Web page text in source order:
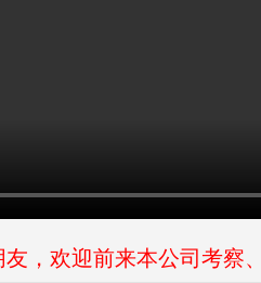
，欢迎前来本公司考察